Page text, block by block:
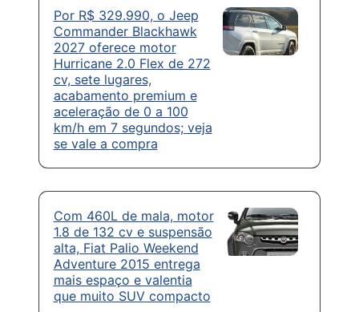
Por R$ 329.990, o Jeep
Commander Blackhawk
2027 oferece motor
Hurricane 2.0 Flex de 272
cv, sete lugares,
acabamento premium e
aceleração de 0 a 100
km/h em 7 segundos; veja
se vale a compra
Com 460L de mala, motor
1.8 de 132 cv e suspensão
alta, Fiat Palio Weekend
Adventure 2015 entrega
mais espaço e valentia
que muito SUV compacto